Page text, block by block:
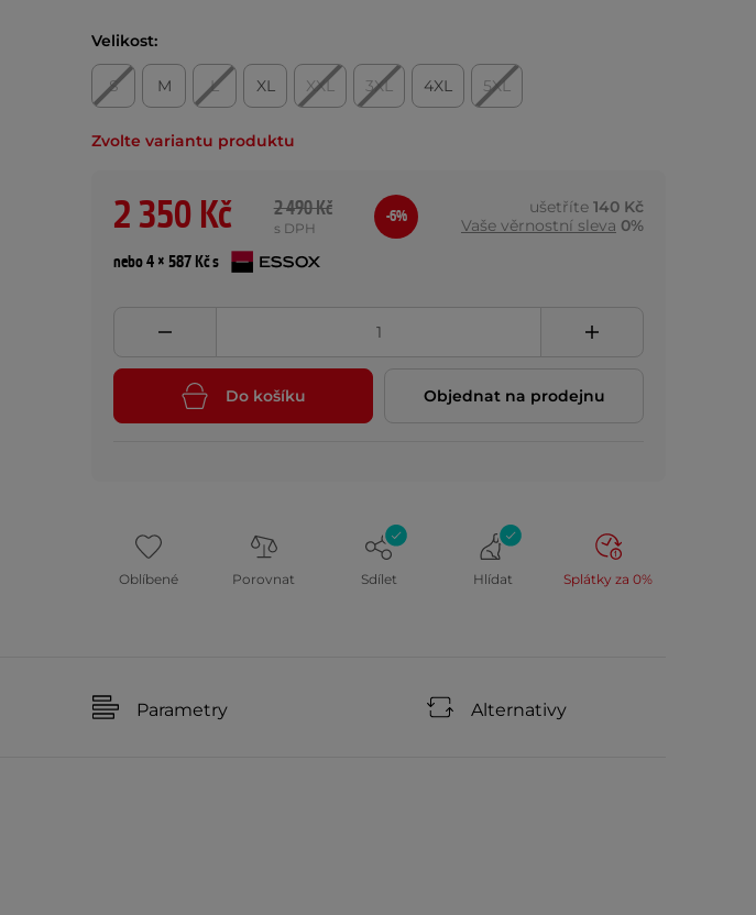
Velikost:
S M L XL XXL 3XL 4XL 5XL
Zvolte variantu produktu
2 350 Kč 2 490 Kč
s DPH
-6% ušetříte 140 Kč
Vaše věrnostní sleva 0%
nebo 4 × 587 Kč s
Do košíku Objednat na prodejnu
Oblíbené Porovnat Sdílet Hlídat Splátky za 0%
Parametry Alternativy